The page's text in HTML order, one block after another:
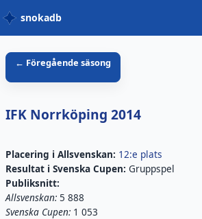
snokadb
← Föregående säsong
IFK Norrköping 2014
Placering i Allsvenskan: 12:e plats
Resultat i Svenska Cupen: Gruppspel
Publiksnitt:
Allsvenskan: 5 888
Svenska Cupen: 1 053